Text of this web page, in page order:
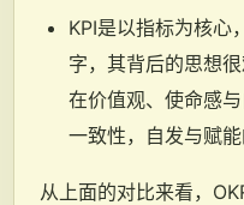
KPI是以指标为核心
字，其背后的思想
在价值观、使命感
一致性，自发与赋
从上面的对比来看，